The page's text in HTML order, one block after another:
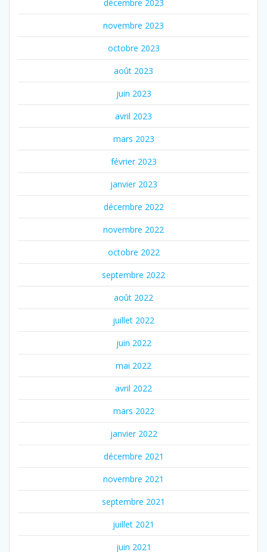
décembre 2023
novembre 2023
octobre 2023
août 2023
juin 2023
avril 2023
mars 2023
février 2023
janvier 2023
décembre 2022
novembre 2022
octobre 2022
septembre 2022
août 2022
juillet 2022
juin 2022
mai 2022
avril 2022
mars 2022
janvier 2022
décembre 2021
novembre 2021
septembre 2021
juillet 2021
juin 2021